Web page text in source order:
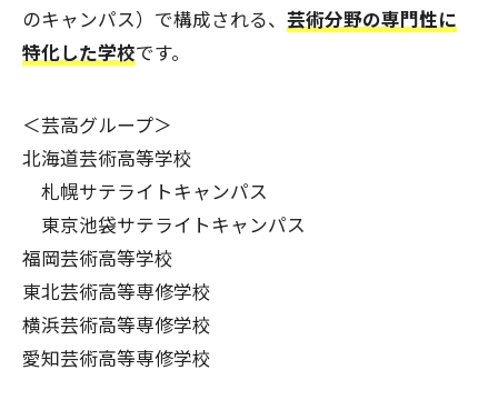
のキャンパス）で構成される、芸術分野の専門性に
特化した学校です。
＜芸高グループ＞
北海道芸術高等学校
札幌サテライトキャンパス
東京池袋サテライトキャンパス
福岡芸術高等学校
東北芸術高等専修学校
横浜芸術高等専修学校
愛知芸術高等専修学校